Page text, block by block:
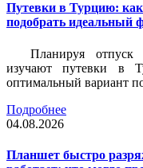
Путевки в Турцию:
подобрать идеальный
Планируя
изучают путевки в
оптимальный вариант
Подробнее
04.08.2026
Планшет быстро